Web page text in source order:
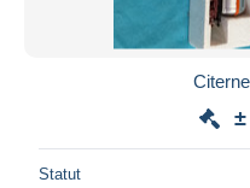
Statut